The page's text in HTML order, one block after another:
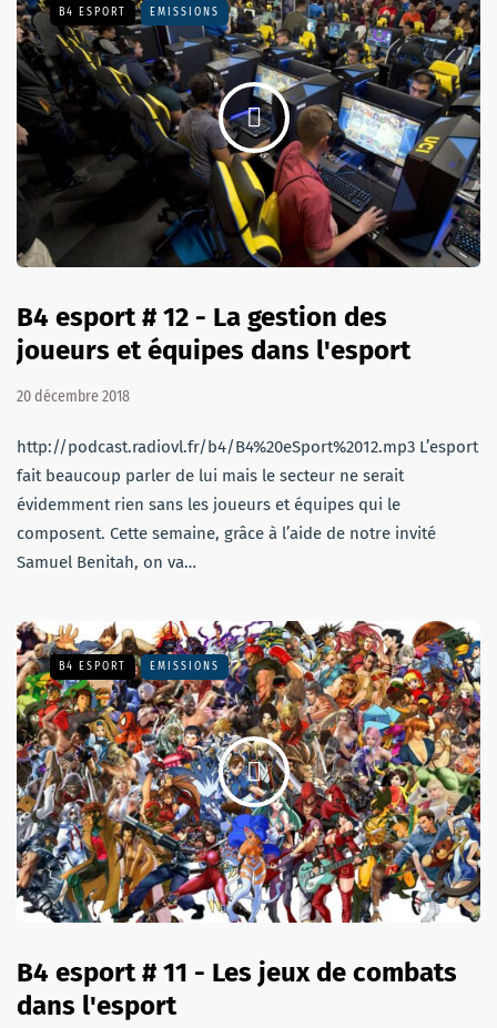
B4 ESPORT EMISSIONS
B4 esport # 12 - La gestion des
joueurs et équipes dans l'esport
20 décembre 2018
http://podcast.radiovl.fr/b4/B4%20eSport%2012.mp3 L’esport
fait beaucoup parler de lui mais le secteur ne serait
évidemment rien sans les joueurs et équipes qui le
composent. Cette semaine, grâce à l’aide de notre invité
Samuel Benitah, on va…
B4 ESPORT EMISSIONS
B4 esport # 11 - Les jeux de combats
dans l'esport